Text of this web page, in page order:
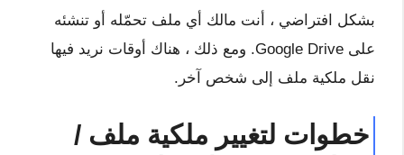
بشكل افتراضي ، أنت مالك أي ملف تحمّله أو تنشئه
على Google Drive. ومع ذلك ، هناك أوقات نريد فيها
نقل ملكية ملف إلى شخص آخر.
خطوات لتغيير ملكية ملف /